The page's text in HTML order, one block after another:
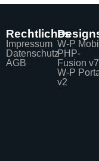
Rechtliches
Impressum
Datenschutz
AGB
W-P
PHP-
Fusion v7
W-P
v2